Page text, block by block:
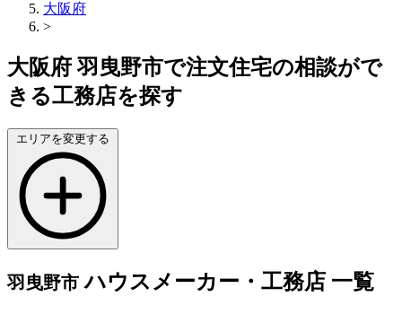
大阪府
>
大阪府 羽曳野市で注文住宅の相談がで
きる工務店を探す
エリアを変更する
羽曳野市 ハウスメーカー・工務店 一覧